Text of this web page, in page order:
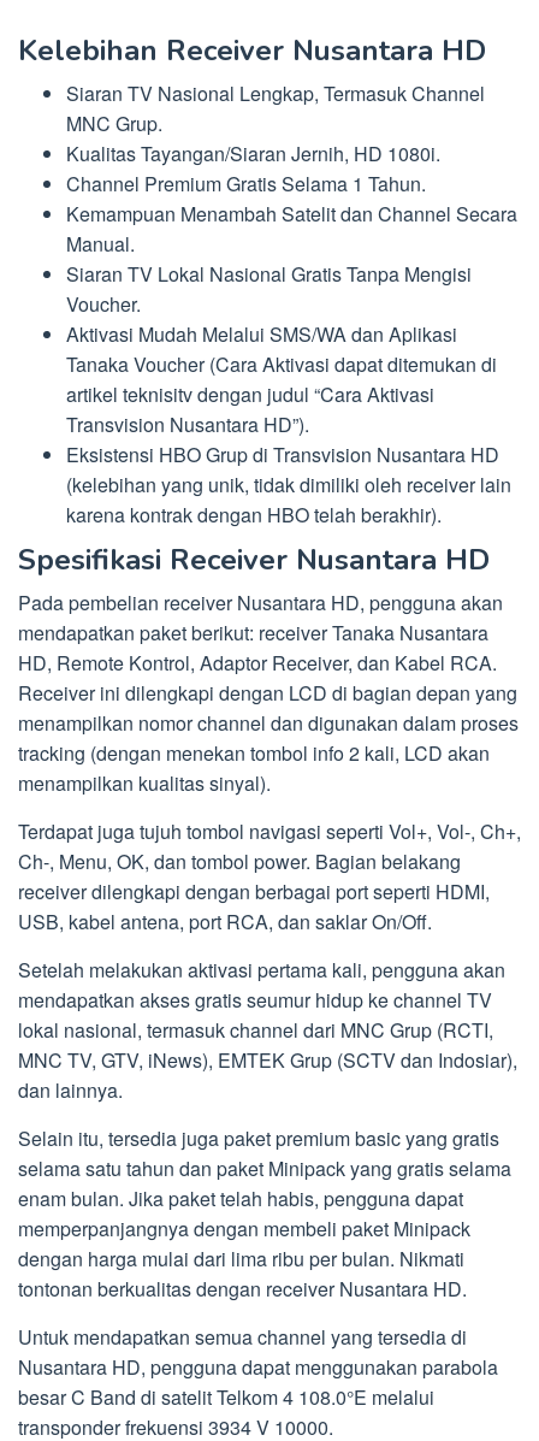
Kelebihan Receiver Nusantara HD
Siaran TV Nasional Lengkap, Termasuk Channel
MNC Grup.
Kualitas Tayangan/Siaran Jernih, HD 1080i.
Channel Premium Gratis Selama 1 Tahun.
Kemampuan Menambah Satelit dan Channel Secara
Manual.
Siaran TV Lokal Nasional Gratis Tanpa Mengisi
Voucher.
Aktivasi Mudah Melalui SMS/WA dan Aplikasi
Tanaka Voucher (Cara Aktivasi dapat ditemukan di
artikel teknisitv dengan judul “Cara Aktivasi
Transvision Nusantara HD”).
Eksistensi HBO Grup di Transvision Nusantara HD
(kelebihan yang unik, tidak dimiliki oleh receiver lain
karena kontrak dengan HBO telah berakhir).
Spesifikasi Receiver Nusantara HD
Pada pembelian receiver Nusantara HD, pengguna akan
mendapatkan paket berikut: receiver Tanaka Nusantara
HD, Remote Kontrol, Adaptor Receiver, dan Kabel RCA.
Receiver ini dilengkapi dengan LCD di bagian depan yang
menampilkan nomor channel dan digunakan dalam proses
tracking (dengan menekan tombol info 2 kali, LCD akan
menampilkan kualitas sinyal).
Terdapat juga tujuh tombol navigasi seperti Vol+, Vol-, Ch+,
Ch-, Menu, OK, dan tombol power. Bagian belakang
receiver dilengkapi dengan berbagai port seperti HDMI,
USB, kabel antena, port RCA, dan saklar On/Off.
Setelah melakukan aktivasi pertama kali, pengguna akan
mendapatkan akses gratis seumur hidup ke channel TV
lokal nasional, termasuk channel dari MNC Grup (RCTI,
MNC TV, GTV, iNews), EMTEK Grup (SCTV dan Indosiar),
dan lainnya.
Selain itu, tersedia juga paket premium basic yang gratis
selama satu tahun dan paket Minipack yang gratis selama
enam bulan. Jika paket telah habis, pengguna dapat
memperpanjangnya dengan membeli paket Minipack
dengan harga mulai dari lima ribu per bulan. Nikmati
tontonan berkualitas dengan receiver Nusantara HD.
Untuk mendapatkan semua channel yang tersedia di
Nusantara HD, pengguna dapat menggunakan parabola
besar C Band di satelit Telkom 4 108.0°E melalui
transponder frekuensi 3934 V 10000.